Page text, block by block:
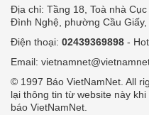
Địa chỉ: Tầng 18, Toà nhà
Đình Nghệ, phường Cầu Giấy,
Điện thoại: 02439369898 -
Email:
© 1997 Báo VietNamNet. All
lại thông tin từ website này
báo VietNamNet.